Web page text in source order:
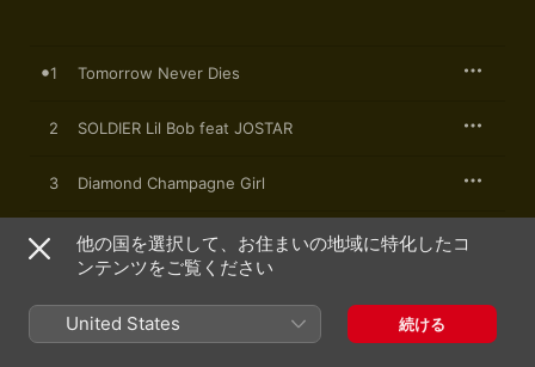
1 Tomorrow Never Dies
2 SOLDIER Lil Bob feat JOSTAR
3 Diamond Champagne Girl
4 Tomorrow Never Dies Loud Rock Remix Ver
SOLDIER Lil Bob feat JOSTAR Loud Rock Remix
Ver.
6 Diamond Champagne Girl instrumental Ver.
他の国を選択して、お住まいの地域に特化したコ
ンテンツをご覧ください
United States 続ける